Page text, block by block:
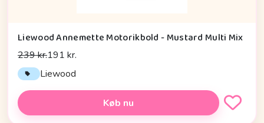
Liewood Annemette Motorikbold - Mustard Multi Mix
239 kr.191 kr.
Liewood
Køb nu